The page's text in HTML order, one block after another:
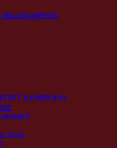
MILLENIUMPENS
FLOWER BOX
Direct